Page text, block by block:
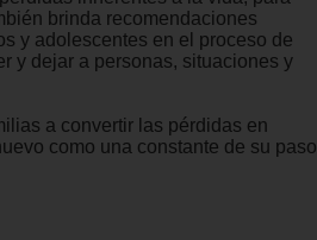
brinda recomendaciones
y adolescentes en el proceso de
y dejar a personas, situaciones y
a convertir las pérdidas en
como una constante de su paso